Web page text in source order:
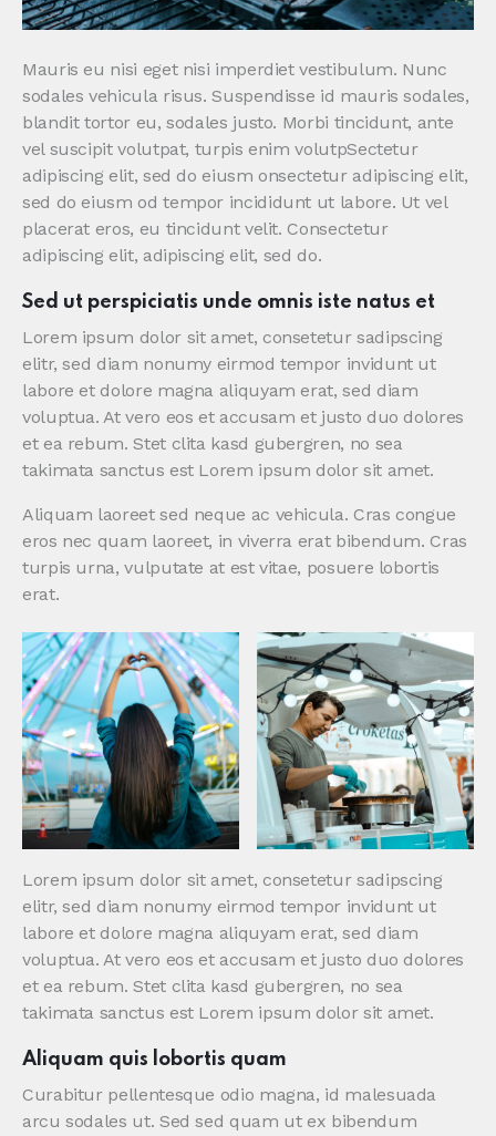
Mauris eu nisi eget nisi imperdiet vestibulum. Nunc
sodales vehicula risus. Suspendisse id mauris sodales,
blandit tortor eu, sodales justo. Morbi tincidunt, ante
vel suscipit volutpat, turpis enim volutpSectetur
adipiscing elit, sed do eiusm onsectetur adipiscing elit,
sed do eiusm od tempor incididunt ut labore. Ut vel
placerat eros, eu tincidunt velit. Consectetur
adipiscing elit, adipiscing elit, sed do.
Sed ut perspiciatis unde omnis iste natus et
Lorem ipsum dolor sit amet, consetetur sadipscing
elitr, sed diam nonumy eirmod tempor invidunt ut
labore et dolore magna aliquyam erat, sed diam
voluptua. At vero eos et accusam et justo duo dolores
et ea rebum. Stet clita kasd gubergren, no sea
takimata sanctus est Lorem ipsum dolor sit amet.
Aliquam laoreet sed neque ac vehicula. Cras congue
eros nec quam laoreet, in viverra erat bibendum. Cras
turpis urna, vulputate at est vitae, posuere lobortis
erat.
Lorem ipsum dolor sit amet, consetetur sadipscing
elitr, sed diam nonumy eirmod tempor invidunt ut
labore et dolore magna aliquyam erat, sed diam
voluptua. At vero eos et accusam et justo duo dolores
et ea rebum. Stet clita kasd gubergren, no sea
takimata sanctus est Lorem ipsum dolor sit amet.
Aliquam quis lobortis quam
Curabitur pellentesque odio magna, id malesuada
arcu sodales ut. Sed sed quam ut ex bibendum